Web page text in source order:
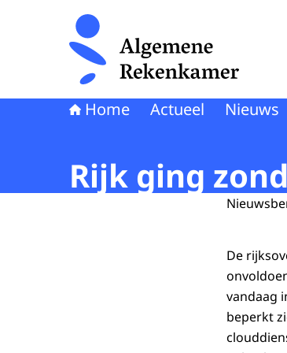
Naar de homepage van Algemene
Home Actueel Nieuws
Rijk ging
De
vandaag
beperkt